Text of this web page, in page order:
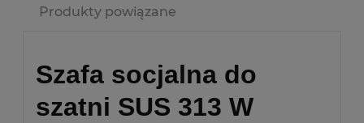
Produkty powiązane
Szafa socjalna do
szatni SUS 313 W